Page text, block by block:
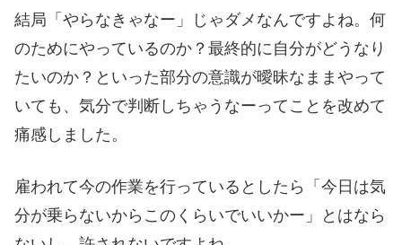
結局「やらなきゃなー」じゃダメなんですよね。何
のためにやっているのか？最終的に自分がどうなり
たいのか？といった部分の意識が曖昧なままやって
いても、気分で判断しちゃうなーってことを改めて
痛感しました。
雇われて今の作業を行っているとしたら「今日は気
分が乗らないからこのくらいでいいかー」とはなら